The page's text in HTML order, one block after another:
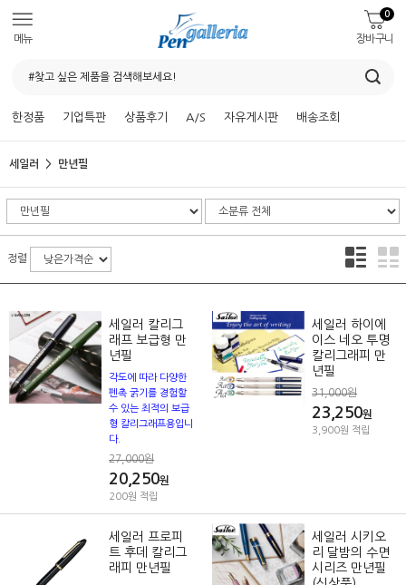
메뉴 장바구니
0
한정품 기업특판 상품후기 A/S 자유게시판 배송조회
세일러 만년필
정렬
세일러 칼리그
래프 보급형 만
년필
각도에 따라 다양한
펜촉 굵기를 경험할
수 있는 최적의 보급
형 칼리그래프용입니
다.
27,000원
20,250원
200원 적립
세일러 하이에
이스 네오 투명
칼리그래피 만
년필
31,000원
23,250원
3,900원 적립
세일러 프로피
트 후데 칼리그
래피 만년필
세일러 시키오
리 달밤의 수면
시리즈 만년필